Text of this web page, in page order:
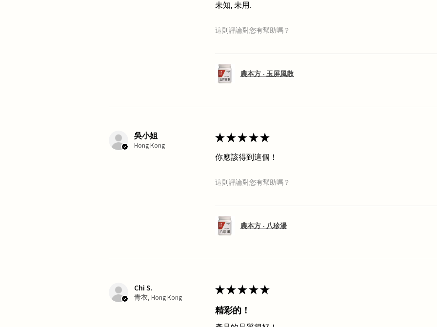
未知, 未用.
這則評論對您有幫助嗎？
農本方 - 玉屏風散
吳小姐
Hong Kong
★★★★★
你應該得到這個！
這則評論對您有幫助嗎？
農本方 - 八珍湯
Chi S.
青衣, Hong Kong
★★★★★
精彩的！